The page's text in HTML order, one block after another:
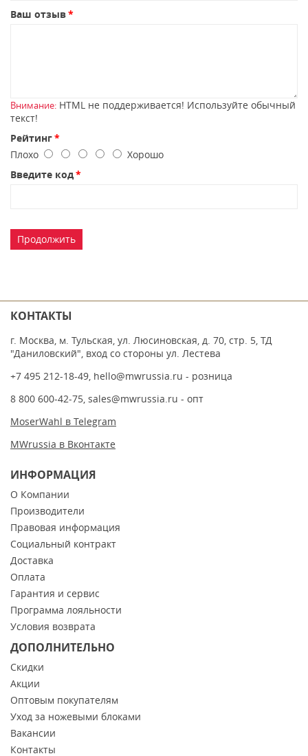
Ваш отзыв
Внимание: HTML не поддерживается! Используйте обычный
текст!
Рейтинг
Плохо
Хорошо
Введите код
Продолжить
КОНТАКТЫ
г. Москва, м. Тульская, ул. Люсиновская, д. 70, стр. 5, ТД
"Даниловский", вход со стороны ул. Лестева
+7 495 212-18-49, hello@mwrussia.ru - розница
8 800 600-42-75, sales@mwrussia.ru - опт
MoserWahl в Telegram
MWrussia в Вконтакте
ИНФОРМАЦИЯ
О Компании
Производители
Правовая информация
Социальный контракт
Доставка
Оплата
Гарантия и сервис
Программа лояльности
Условия возврата
ДОПОЛНИТЕЛЬНО
Скидки
Акции
Оптовым покупателям
Уход за ножевыми блоками
Вакансии
Контакты